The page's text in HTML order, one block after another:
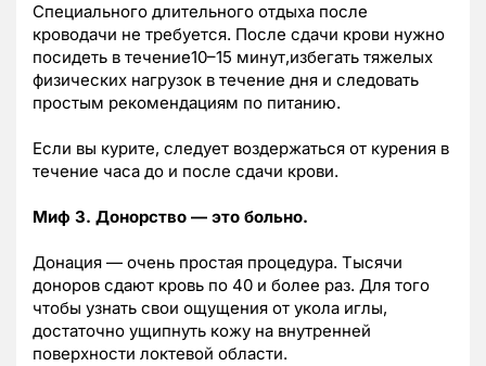
Специального длительного отдыха после
кроводачи не требуется. После сдачи крови нужно
посидеть в течение10–15 минут,избегать тяжелых
физических нагрузок в течение дня и следовать
простым рекомендациям по питанию.
Если вы курите, следует воздержаться от курения в
течение часа до и после сдачи крови.
Миф 3. Донорство — это больно.
Донация — очень простая процедура. Тысячи
доноров сдают кровь по 40 и более раз. Для того
чтобы узнать свои ощущения от укола иглы,
достаточно ущипнуть кожу на внутренней
поверхности локтевой области.